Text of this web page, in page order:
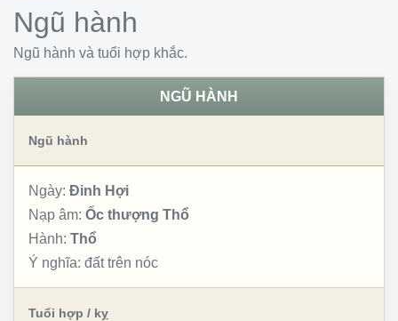
Ngũ hành
Ngũ hành và tuổi hợp khắc.
NGŨ HÀNH
Ngũ hành
Ngày: Đinh Hợi
Nạp âm: Ốc thượng Thổ
Hành: Thổ
Ý nghĩa: đất trên nóc
Tuổi hợp / kỵ